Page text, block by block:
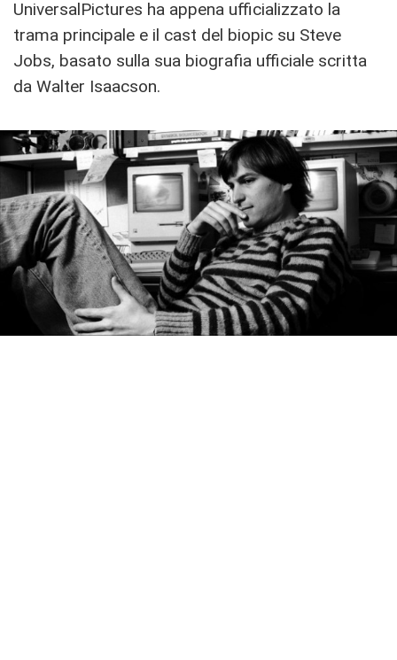
UniversalPictures ha appena ufficializzato la
trama principale e il cast del biopic su Steve
Jobs, basato sulla sua biografia ufficiale scritta
da Walter Isaacson.